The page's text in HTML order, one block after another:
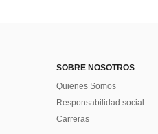
SOBRE NOSOTROS
Quienes Somos
Responsabilidad social
Carreras